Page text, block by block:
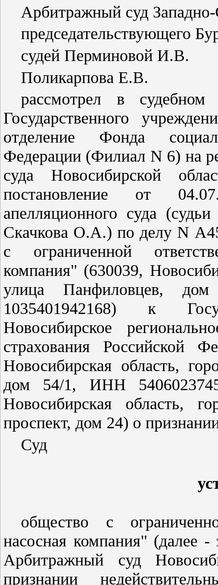
Арбитражный суд Западно-
председательствующего
судей Перминовой И.В.
Поликарпова Е.В.
рассмотрел в судебном
Государственного
отделение Фонда
Федерации (Филиал N 6) на
суда Новосибирской
постановление от
апелляционного суда
Скачкова О.А.) по делу N
с ограниченной
компания" (630039,
улица Панфиловцев,
1035401942168) к
Новосибирское
страхования Российской
Новосибирская область,
дом 54/1, ИНН
Новосибирская область,
проспект, дом 24) о
Суд
общество с
насосная компания" (далее
Арбитражный суд
признании